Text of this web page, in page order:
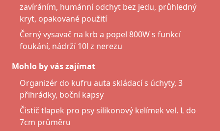
zavíráním, humánní odchyt bez jedu, průhledný
kryt, opakované použití
Černý vysavač na krb a popel 800W s funkcí
foukání, nádrží 10l z nerezu
Mohlo by vás zajímat
Organizér do kufru auta skládací s úchyty, 3
přihrádky, boční kapsy
Čistič tlapek pro psy silikonový kelímek vel. L do
7cm průměru